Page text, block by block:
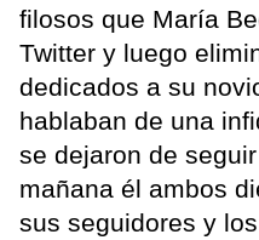
filosos que María
Twitter y luego
dedicados a su
hablaban de una
se dejaron de
mañana él ambos
sus seguidores y